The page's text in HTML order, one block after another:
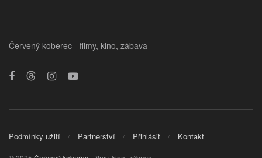
Červený koberec - filmy, kino, zábava
Podmínky užití Partnerství Přihlásit Kontakt